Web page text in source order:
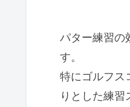
パター練習の
す。
特にゴルフス
りとした練習